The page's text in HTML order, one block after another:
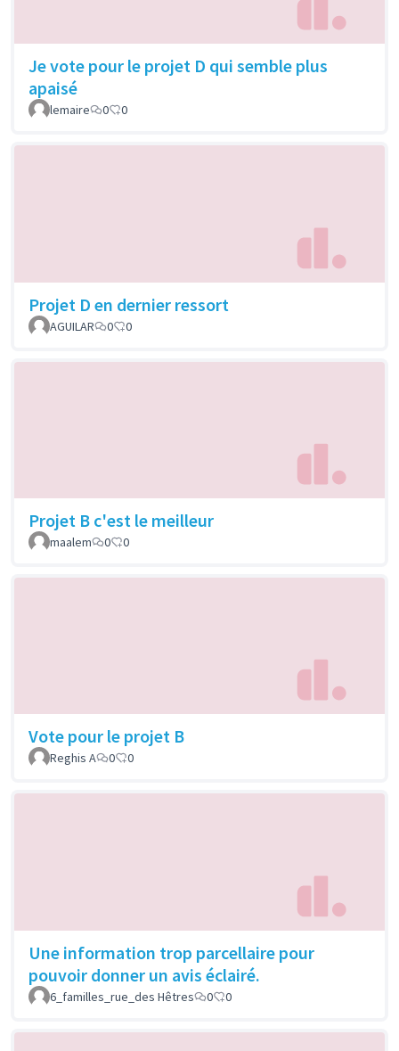
Je vote pour le projet D qui semble plus
apaisé
lemaire 0 0
Projet D en dernier ressort
AGUILAR 0 0
Projet B c'est le meilleur
maalem 0 0
Vote pour le projet B
Reghis A 0 0
Une information trop parcellaire pour
pouvoir donner un avis éclairé.
6_familles_rue_des Hêtres 0 0